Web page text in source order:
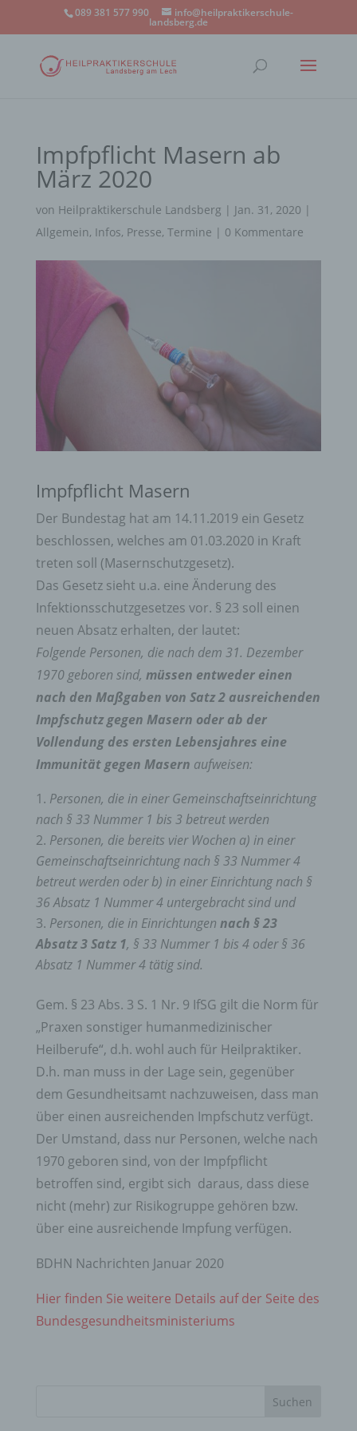
089 381 577 990 info@heilpraktikerschule-
landsberg.de
Impfpflicht Masern ab
März 2020
von Heilpraktikerschule Landsberg | Jan. 31, 2020 |
Allgemein, Infos, Presse, Termine | 0 Kommentare
Impfpflicht Masern
Der Bundestag hat am 14.11.2019 ein Gesetz
beschlossen, welches am 01.03.2020 in Kraft
treten soll (Masernschutzgesetz).
Das Gesetz sieht u.a. eine Änderung des
Infektionsschutzgesetzes vor. § 23 soll einen
neuen Absatz erhalten, der lautet:
Folgende Personen, die nach dem 31. Dezember
1970 geboren sind, müssen entweder einen
nach den Maßgaben von Satz 2 ausreichenden
Impfschutz gegen Masern oder ab der
Vollendung des ersten Lebensjahres eine
Immunität gegen Masern aufweisen:
Personen, die in einer Gemeinschaftseinrichtung
nach § 33 Nummer 1 bis 3 betreut werden
Personen, die bereits vier Wochen a) in einer
Gemeinschaftseinrichtung nach § 33 Nummer 4
betreut werden oder b) in einer Einrichtung nach §
36 Absatz 1 Nummer 4 untergebracht sind und
Personen, die in Einrichtungen nach § 23
Absatz 3 Satz 1, § 33 Nummer 1 bis 4 oder § 36
Absatz 1 Nummer 4 tätig sind.
Gem. § 23 Abs. 3 S. 1 Nr. 9 IfSG gilt die Norm für
„Praxen sonstiger humanmedizinischer
Heilberufe“, d.h. wohl auch für Heilpraktiker.
D.h. man muss in der Lage sein, gegenüber
dem Gesundheitsamt nachzuweisen, dass man
über einen ausreichenden Impfschutz verfügt.
Der Umstand, dass nur Personen, welche nach
1970 geboren sind, von der Impfpflicht
betroffen sind, ergibt sich daraus, dass diese
nicht (mehr) zur Risikogruppe gehören bzw.
über eine ausreichende Impfung verfügen.
BDHN Nachrichten Januar 2020
Hier finden Sie weitere Details auf der Seite des
Bundesgesundheitsministeriums